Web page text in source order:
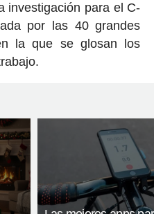
investigación para el C-
por las 40 grandes
la que se glosan los